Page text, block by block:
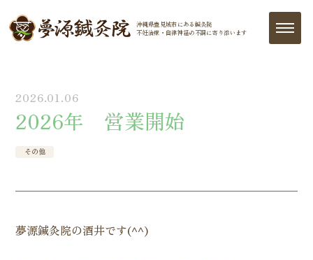
沖縄県豊見城市にある鍼灸院
不妊治療・自律神経の不調に寄り添います
2026.01.06
2026年 営業開始
その他
夢源鍼灸院の酒井です(^^)